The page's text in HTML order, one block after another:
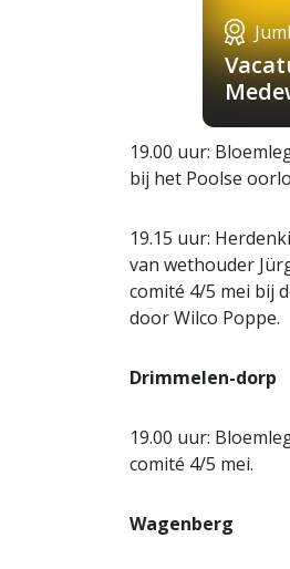
19.00 uur:
bij het Poolse
19.15 uur:
van wethouder
comité 4/5 mei bij
door Wilco Poppe.
Drimmelen-dorp
19.00 uur:
comité 4/5 mei.
Wagenberg